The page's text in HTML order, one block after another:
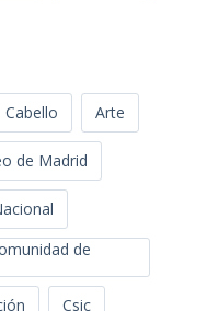
Arte
de Madrid
de
Csic